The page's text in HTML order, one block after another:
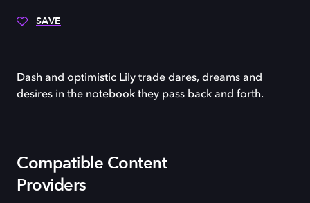
SAVE
Dash and optimistic Lily trade dares, dreams and
desires in the notebook they pass back and forth.
Compatible Content
Providers